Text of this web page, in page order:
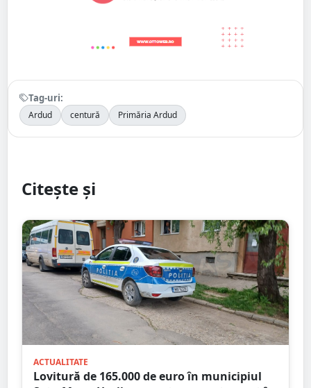
Tag-uri:
Ardud centură Primăria Ardud
Citește și
ACTUALITATE
Lovitură de 165.000 de euro în municipiul